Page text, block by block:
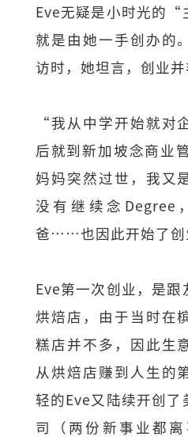
Eve无疑是小时光的
就是由她一手创办的
访时，她坦言，创业并
“我从中学开始就对
后就到新加坡念商业
妈妈突然过世，我又
没有继续念Degree
爸……也因此开始了创
Eve第一次创业，是
烘焙店，由于当时在
糕店并不多，因此生
从烘焙店赚到人生的
轻的Eve又陆续开创
司（两份新事业都